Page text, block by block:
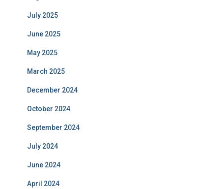
July 2025
June 2025
May 2025
March 2025
December 2024
October 2024
September 2024
July 2024
June 2024
April 2024